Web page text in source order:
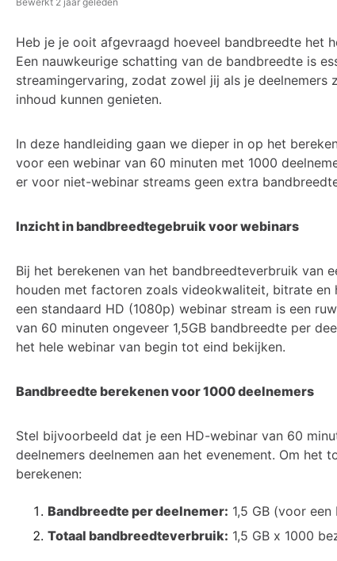
Heb je je ooit afgevraagd hoeveel bandbreedte het
Een nauwkeurige schatting van de bandbreedte is
streamingervaring, zodat zowel jij als je deelnemers
inhoud kunnen genieten.
In deze handleiding gaan we dieper in op het
voor een webinar van 60 minuten met 1000
er voor niet-webinar streams geen extra
Inzicht in bandbreedtegebruik voor webinars
Bij het berekenen van het bandbreedteverbruik van
houden met factoren zoals videokwaliteit, bitrate en
een standaard HD (1080p) webinar stream is een
van 60 minuten ongeveer 1,5GB bandbreedte per
het hele webinar van begin tot eind bekijken.
Bandbreedte berekenen voor 1000 deelnemers
Stel bijvoorbeeld dat je een HD-webinar van 60
deelnemers deelnemen aan het evenement. Om het
berekenen:
Bandbreedte per deelnemer: 1,5 GB (voor
Totaal bandbreedteverbruik: 1,5 GB x 1000